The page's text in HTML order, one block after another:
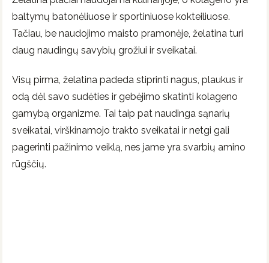
baltymų batonėliuose ir sportiniuose kokteiliuose.
Tačiau, be naudojimo maisto pramonėje, želatina turi
daug naudingų savybių grožiui ir sveikatai.
Visų pirma, želatina padeda stiprinti nagus, plaukus ir
odą dėl savo sudėties ir gebėjimo skatinti kolageno
gamybą organizme. Tai taip pat naudinga sąnarių
sveikatai, virškinamojo trakto sveikatai ir netgi gali
pagerinti pažinimo veiklą, nes jame yra svarbių amino
rūgščių.